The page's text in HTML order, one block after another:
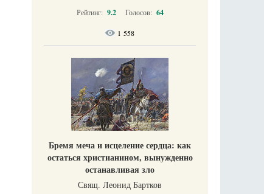
Рейтинг: 9.2 Голосов: 64
1 558
Бремя меча и исцеление сердца: как
остаться христианином, вынужденно
останавливая зло
Свящ. Леонид Бартков